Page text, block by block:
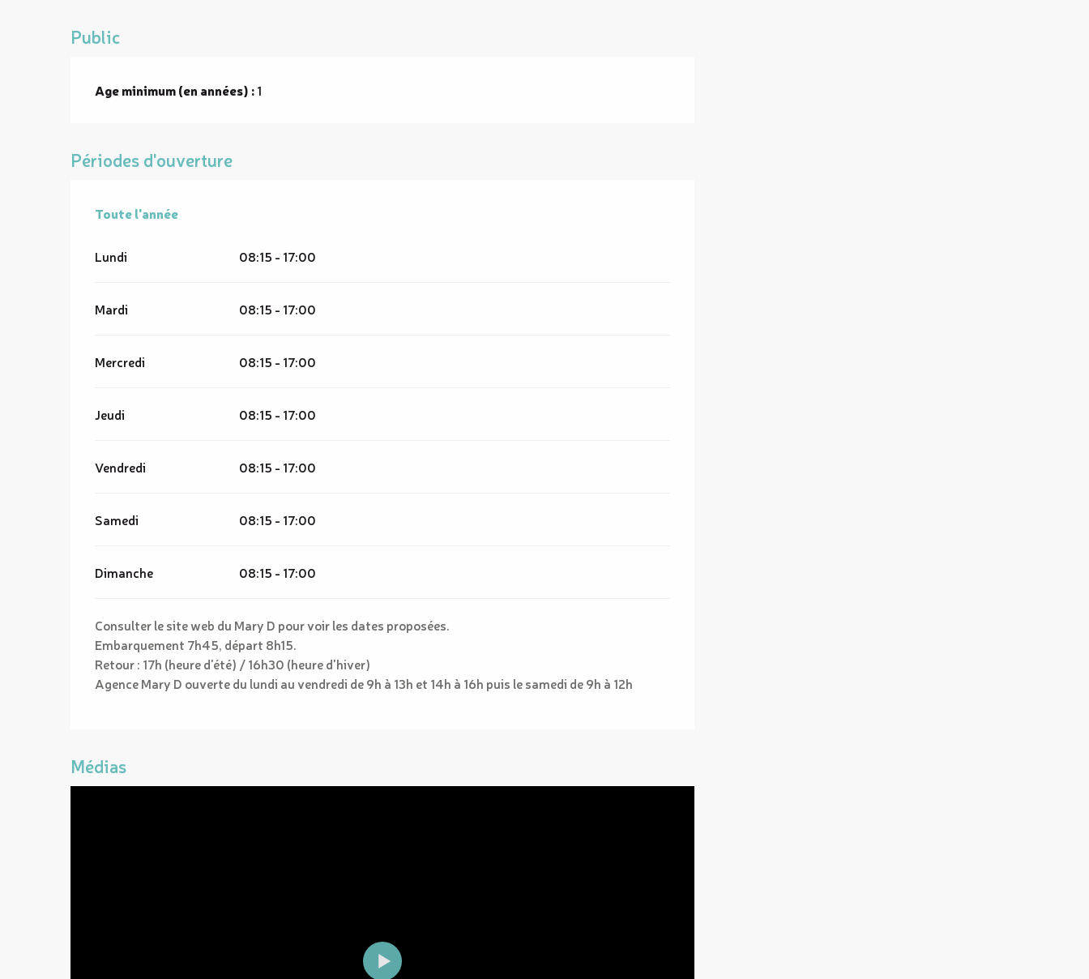
Public
Age minimum (en années) :1
Périodes d'ouverture
Toute l'année
Toute l'année
Lundi 08:15 - 17:00
Mardi 08:15 - 17:00
Mercredi 08:15 - 17:00
Jeudi 08:15 - 17:00
Vendredi 08:15 - 17:00
Samedi 08:15 - 17:00
Dimanche 08:15 - 17:00
Consulter le site web du Mary D pour voir les dates proposées.
Embarquement 7h45, départ 8h15.
Retour : 17h (heure d'été) / 16h30 (heure d'hiver)
Agence Mary D ouverte du lundi au vendredi de 9h à 13h et 14h à 16h puis le samedi de 9h à 12h
Médias